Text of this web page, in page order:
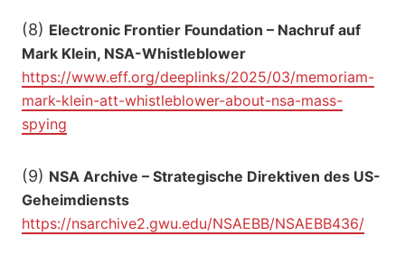
(8) Electronic Frontier Foundation – Nachruf auf
Mark Klein, NSA-Whistleblower
https://www.eff.org/deeplinks/2025/03/memoriam-
mark-klein-att-whistleblower-about-nsa-mass-
spying
(9) NSA Archive – Strategische Direktiven des US-
Geheimdiensts
https://nsarchive2.gwu.edu/NSAEBB/NSAEBB436/